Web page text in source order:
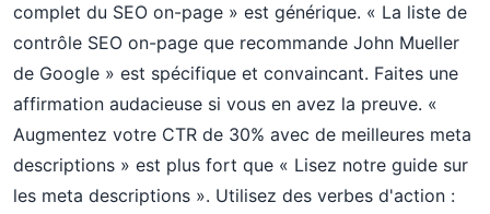
complet du SEO on-page » est générique. « La liste de
contrôle SEO on-page que recommande John Mueller
de Google » est spécifique et convaincant. Faites une
affirmation audacieuse si vous en avez la preuve. «
Augmentez votre CTR de 30% avec de meilleures meta
descriptions » est plus fort que « Lisez notre guide sur
les meta descriptions ». Utilisez des verbes d'action :